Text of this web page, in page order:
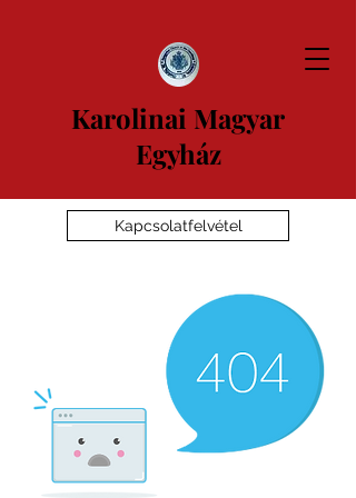
Karolinai Magyar
Egyház
Kapcsolatfelvétel